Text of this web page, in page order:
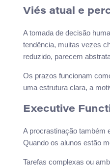
Viés atual e
A tomada de decisão
tendência, muitas vezes
reduzido, parecem
Os prazos funcionam
uma estrutura clara, a
Executive
A procrastinação também
Quando os alunos estão
Tarefas complexas ou